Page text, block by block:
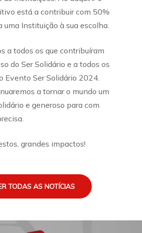
está a contribuir com 50%
uma Instituição à sua escolha.
a todos os que contribuíram
do Ser Solidário e a todos os
Evento Ser Solidário 2024.
a tornar o mundo um
e generoso para com
grandes impactos!
TODAS AS NOTÍCIAS